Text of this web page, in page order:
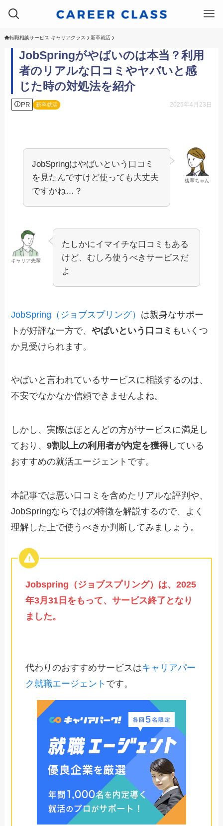
転職相談サービス キャリアクラス 新卒就活
JobSpringがやばいのは本当？利用
者のリアルな口コミやヤバいと感
じた時の対処法を紹介
PR 新卒就活 2025年4月23日
後輩ちゃん
JobSpringはやばいという口コミ
を見たんですけど使っても大丈夫
ですかね…？
キャリア先輩
たしかにイマイチな口コミもある
けど、むしろ使うべきサービスだ
よ
JobSpring（ジョブスプリング） は親身なサポー
トが好評な一方で、やばいという口コミ もいくつ
か見受けられます。
やばいと言われているサービスに相談するのは、
不安でなかなか信頼できませんよね。
しかし、実際はほとんどの方がサービスに満足し
ており、9割以上の利用者が内定を獲得している
おすすめの就活エージェントです。
本記事では悪い口コミを含めたリアルな評判や、
JobSpringならではの特徴を解説するので、よく
理解した上で使うべきか判断してみましょう。
Jobspring（ジョブスプリング）は、2025
年3月31日をもって、サービス終了となり
ました。
代わりのおすすめサービスはキャリアパー
ク就職エージェント です。